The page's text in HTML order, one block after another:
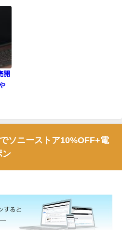
開
ソニーストア10%OFF+電
ン